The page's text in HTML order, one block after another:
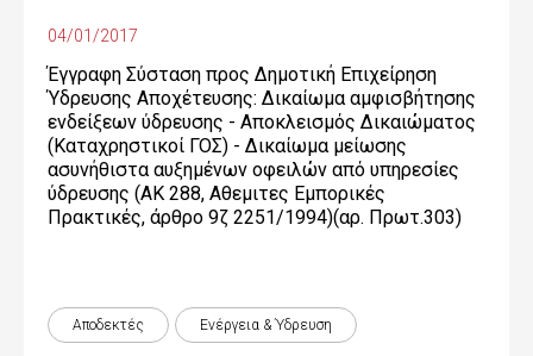
04/01/2017
Έγγραφη Σύσταση προς Δημοτική Επιχείρηση
Ύδρευσης Αποχέτευσης: Δικαίωμα αμφισβήτησης
ενδείξεων ύδρευσης - Αποκλεισμός Δικαιώματος
(Καταχρηστικοί ΓΟΣ) - Δικαίωμα μείωσης
ασυνήθιστα αυξημένων οφειλών από υπηρεσίες
ύδρευσης (ΑΚ 288, Αθεμιτες Εμπορικές
Πρακτικές, άρθρο 9ζ 2251/1994)(αρ. Πρωτ.303)
Αποδεκτές Ενέργεια & Ύδρευση